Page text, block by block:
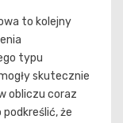
to kolejny
typu
skutecznie
obliczu coraz
że